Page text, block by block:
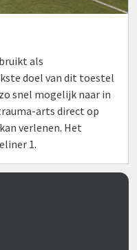
als
doel van dit toestel
snel mogelijk naar in
arts direct op
verlenen. Het
1.